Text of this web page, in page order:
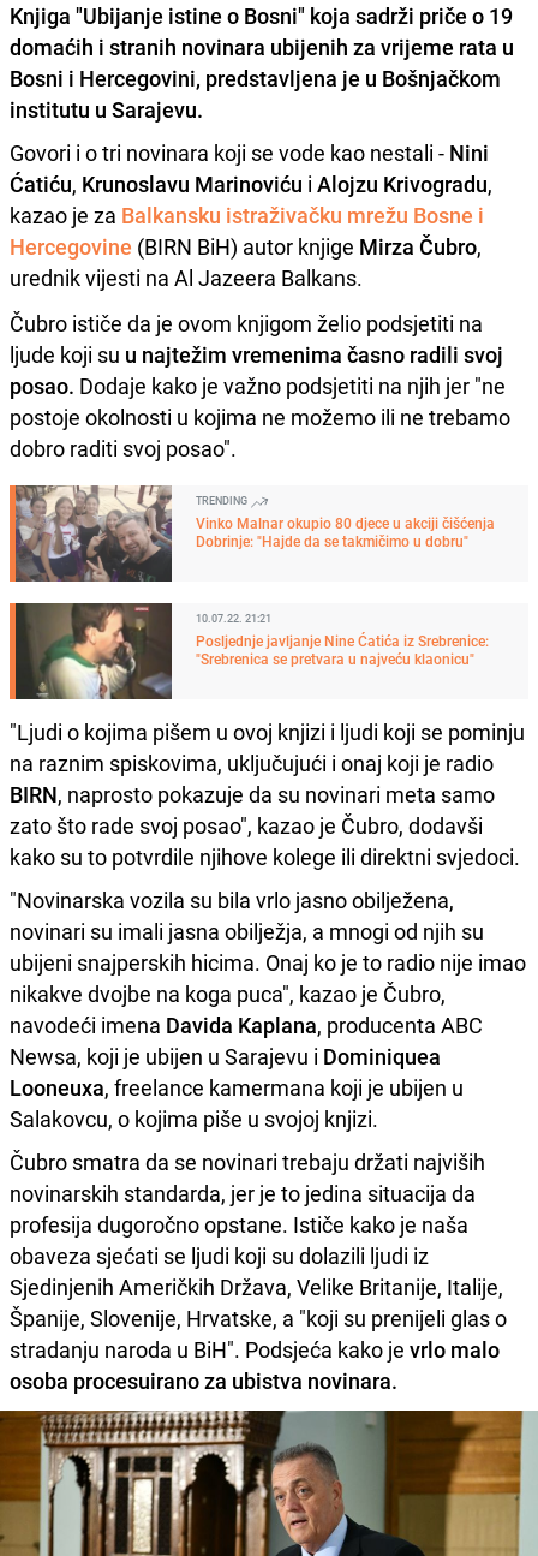
Knjiga "Ubijanje istine o Bosni" koja sadrži priče o 19
domaćih i stranih novinara ubijenih za vrijeme rata u
Bosni i Hercegovini, predstavljena je u Bošnjačkom
institutu u Sarajevu.
Govori i o tri novinara koji se vode kao nestali - Nini
Ćatiću, Krunoslavu Marinoviću i Alojzu Krivogradu,
kazao je za Balkansku istraživačku mrežu Bosne i
Hercegovine (BIRN BiH) autor knjige Mirza Čubro,
urednik vijesti na Al Jazeera Balkans.
Čubro ističe da je ovom knjigom želio podsjetiti na
ljude koji su u najtežim vremenima časno radili svoj
posao. Dodaje kako je važno podsjetiti na njih jer "ne
postoje okolnosti u kojima ne možemo ili ne trebamo
dobro raditi svoj posao".
TRENDING
Vinko Malnar okupio 80 djece u akciji čišćenja
Dobrinje: "Hajde da se takmičimo u dobru"
10.07.22. 21:21
Posljednje javljanje Nine Ćatića iz Srebrenice:
"Srebrenica se pretvara u najveću klaonicu"
"Ljudi o kojima pišem u ovoj knjizi i ljudi koji se pominju
na raznim spiskovima, uključujući i onaj koji je radio
BIRN, naprosto pokazuje da su novinari meta samo
zato što rade svoj posao", kazao je Čubro, dodavši
kako su to potvrdile njihove kolege ili direktni svjedoci.
"Novinarska vozila su bila vrlo jasno obilježena,
novinari su imali jasna obilježja, a mnogi od njih su
ubijeni snajperskih hicima. Onaj ko je to radio nije imao
nikakve dvojbe na koga puca", kazao je Čubro,
navodeći imena Davida Kaplana, producenta ABC
Newsa, koji je ubijen u Sarajevu i Dominiquea
Looneuxa, freelance kamermana koji je ubijen u
Salakovcu, o kojima piše u svojoj knjizi.
Čubro smatra da se novinari trebaju držati najviših
novinarskih standarda, jer je to jedina situacija da
profesija dugoročno opstane. Ističe kako je naša
obaveza sjećati se ljudi koji su dolazili ljudi iz
Sjedinjenih Američkih Država, Velike Britanije, Italije,
Španije, Slovenije, Hrvatske, a "koji su prenijeli glas o
stradanju naroda u BiH". Podsjeća kako je vrlo malo
osoba procesuirano za ubistva novinara.